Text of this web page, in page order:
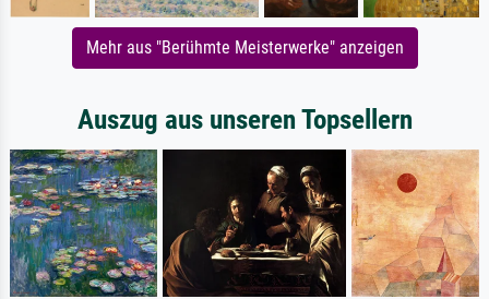
Mehr aus "Berühmte Meisterwerke" anzeigen
Auszug aus unseren Topsellern